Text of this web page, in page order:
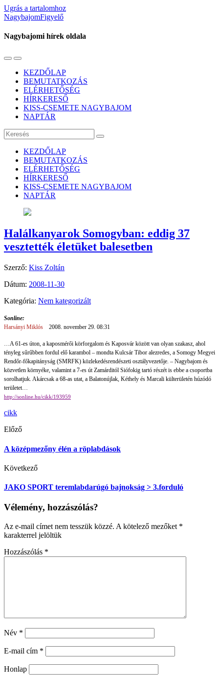
Ugrás a tartalomhoz
NagybajomFigyelő
Nagybajomi hírek oldala
Váltás
mobil
menüre
Használja
keresés
mezőt
KEZDŐLAP
BEMUTATKOZÁS
ELÉRHETŐSÉG
HÍRKERESŐ
KISS-CSEMETE NAGYBAJOM
NAPTÁR
Keresés
KEZDŐLAP
BEMUTATKOZÁS
ELÉRHETŐSÉG
HÍRKERESŐ
KISS-CSEMETE NAGYBAJOM
NAPTÁR
Halálkanyarok Somogyban: eddig 37
vesztették életüket balesetben
Szerző: Kiss Zoltán
Dátum: 2008-11-30
Kategória: Nem kategorizált
Sonline:
Harsányi Miklós
2008. november 29. 08:31
…A 61-es úton, a kaposmérői körforgalom és Kaposvár között van olyan szakasz, ahol
tényleg sűrűbben fordul elő karambol – mondta Kulcsár Tibor alezredes, a Somogy Megyei
Rendőr-főkapitányság (SMRFK) közlekedésrendészeti osztályvezetője. – Nagybajom és
közvetlen környéke, valamint a 7-es út Zamárditól Siófokig tartó részét is ebbe a csoportba
sorolhatjuk. Akárcsak a 68-as utat, a Balatonújlak, Kéthely és Marcali külterületén húzódó
területet…
http://sonline.hu/cikk/193959
cikk
Előző
A középmezőny élén a röplabdások
Következő
JAKO SPORT teremlabdarúgó bajnokság > 3.forduló
Vélemény, hozzászólás?
Az e-mail címet nem tesszük közzé. A kötelező mezőket *
karakterrel jelöltük
Hozzászólás *
Név *
E-mail cím *
Honlap